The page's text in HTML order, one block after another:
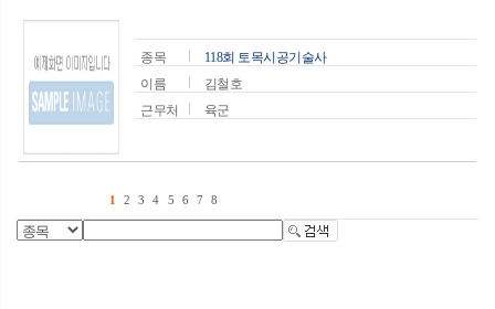
종목
118회 토목시공기술사
이름
김철호
근무처
육군
1 2 3 4 5 6 7 8